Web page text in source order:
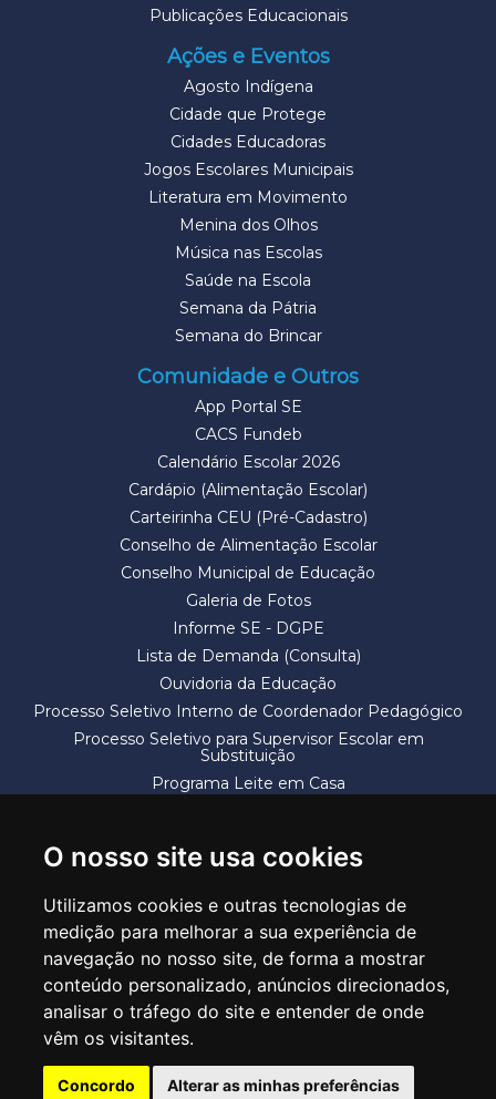
O nosso site usa cookies
Utilizamos cookies e outras tecnologias de
medição para melhorar a sua experiência de
navegação no nosso site, de forma a mostrar
conteúdo personalizado, anúncios direcionados,
analisar o tráfego do site e entender de onde
vêm os visitantes.
Concordo Alterar as minhas preferências
Publicações Educacionais
Ações e Eventos
Agosto Indígena
Cidade que Protege
Cidades Educadoras
Jogos Escolares Municipais
Literatura em Movimento
Menina dos Olhos
Música nas Escolas
Saúde na Escola
Semana da Pátria
Semana do Brincar
Comunidade e Outros
App Portal SE
CACS Fundeb
Calendário Escolar 2026
Cardápio (Alimentação Escolar)
Carteirinha CEU (Pré-Cadastro)
Conselho de Alimentação Escolar
Conselho Municipal de Educação
Galeria de Fotos
Informe SE - DGPE
Lista de Demanda (Consulta)
Ouvidoria da Educação
Processo Seletivo Interno de Coordenador Pedagógico
Processo Seletivo para Supervisor Escolar em
Substituição
Programa Leite em Casa
SECRETARIA DE EDUCAÇÃO
Rua Claudino Barbosa, 313 - Macedo - Guarulhos/SP CEP 07113-040
Central de Atendimento: *55 11 2475-7300